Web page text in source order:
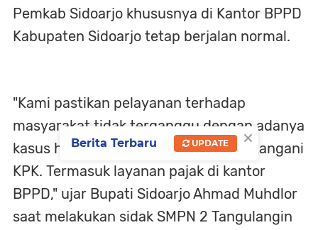
Pemkab Sidoarjo khususnya di Kantor BPPD
Kabupaten Sidoarjo tetap berjalan normal.
"Kami pastikan pelayanan terhadap
masyarakat tidak terganggu dengan adanya
kasus hukum yang saat ini sedang ditangani
KPK. Termasuk layanan pajak di kantor
BPPD," ujar Bupati Sidoarjo Ahmad Muhdlor
saat melakukan sidak SMPN 2 Tangulangin
×
Berita Terbaru UPDATE